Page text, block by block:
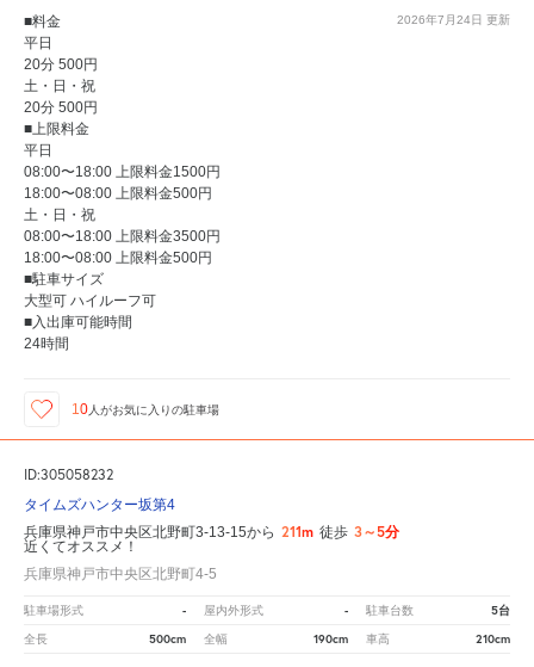
2026年7月24日 更新
■料金
平日
20分 500円
土・日・祝
20分 500円
■上限料金
平日
08:00〜18:00 上限料金1500円
18:00〜08:00 上限料金500円
土・日・祝
08:00〜18:00 上限料金3500円
18:00〜08:00 上限料金500円
■駐車サイズ
大型可 ハイルーフ可
■入出庫可能時間
24時間
10 人がお気に入りの駐車場
ID:305058232
タイムズハンター坂第4
兵庫県神戸市中央区北野町3-13-15から 211m 徒歩 3～5分
近くてオススメ！
兵庫県神戸市中央区北野町4-5
駐車場形式 - 屋内外形式 - 駐車台数 5台
全長 500cm 全幅 190cm 車高 210cm